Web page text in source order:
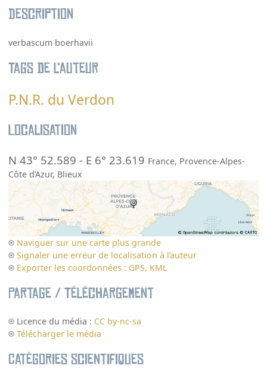
Description
verbascum boerhavii
Tags de l’auteur
P.N.R. du Verdon
Localisation
N 43° 52.589 - E 6° 23.619 France, Provence-Alpes-
Côte d’Azur, Blieux
Naviguer sur une carte plus grande
Signaler une erreur de localisation à l’auteur
Exporter les coordonnées : GPS, KML
Partage / Téléchargement
Licence du média : CC by-nc-sa
Télécharger le média
Catégories scientifiques